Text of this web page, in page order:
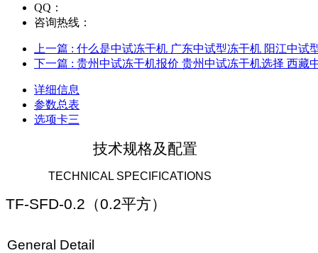
QQ：
咨询热线：
上一篇 : 什么是中试冻干机 广东中试型冻干机 阳江中试
下一篇 : 贵州中试冻干机报价 贵州中试冻干机选择 西藏
详细信息
参数总表
选项卡三
技术规格及配置
TECHNICAL SPECIFICATIONS
TF-SFD-0.2 （0.2平方）
General Detail